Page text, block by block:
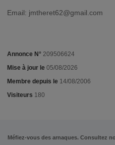
Email: jmtheret62@gmail.com
Annonce N° 209506624
Mise à jour le 05/08/2026
Membre depuis le 14/08/2006
Visiteurs 180
Méfiez-vous des arnaques. Consultez